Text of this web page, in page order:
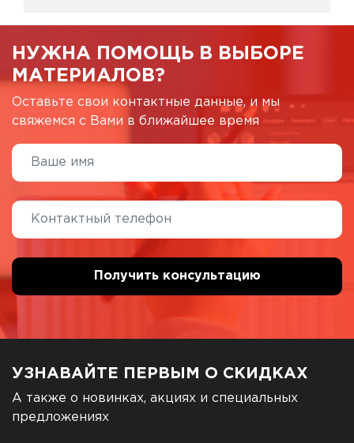
НУЖНА ПОМОЩЬ В ВЫБОРЕ
МАТЕРИАЛОВ?
Оставьте свои контактные данные, и мы
свяжемся с Вами в ближайшее время
УЗНАВАЙТЕ ПЕРВЫМ О СКИДКАХ
А также о новинках, акциях и специальных
предложениях